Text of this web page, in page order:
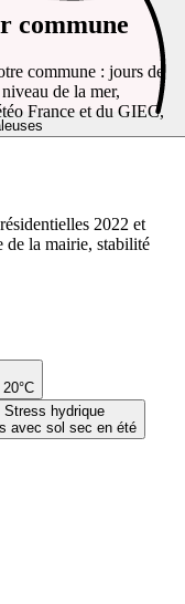
Stress hydrique
avec sol sec en été
commune
commune : jours de
de la mer,
France et du GIEC,
2022 et
de la mairie, stabilité